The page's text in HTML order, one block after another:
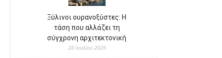
Ξύλινοι ουρανοξύστες: Η
τάση που αλλάζει τη
σύγχρονη αρχιτεκτονική
28 Ιουλίου 2026